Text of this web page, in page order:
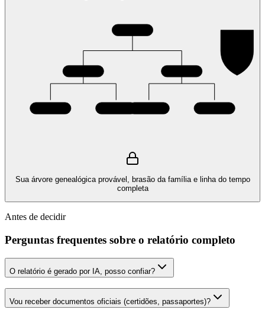
Sua árvore genealógica provável, brasão da família e linha do tempo
completa
Antes de decidir
Perguntas frequentes sobre o relatório completo
O relatório é gerado por IA, posso confiar?
Vou receber documentos oficiais (certidões, passaportes)?